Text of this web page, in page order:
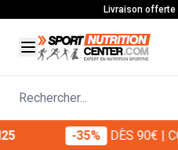
Livraison
Rechercher...
-35% DÈS 90€ |